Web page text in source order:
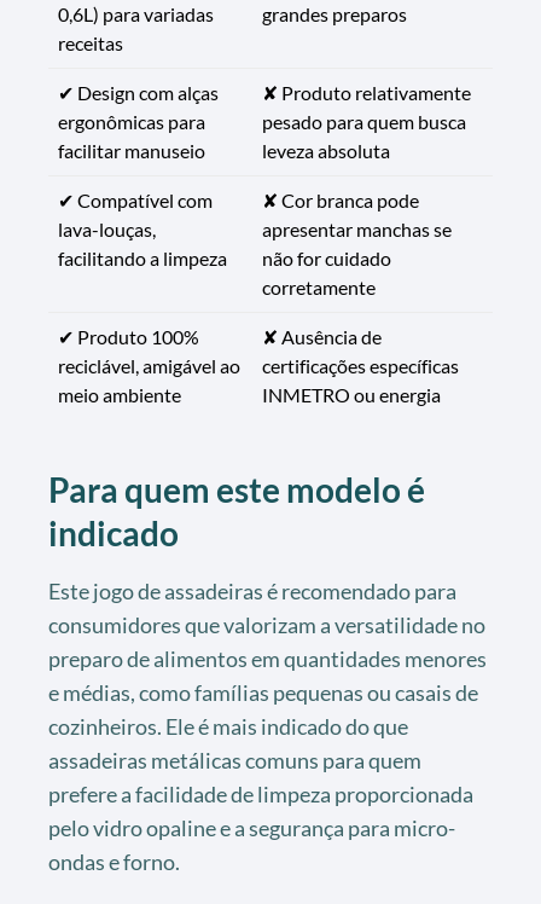
0,6L) para variadas
receitas
grandes preparos
✔ Design com alças
ergonômicas para
facilitar manuseio
✘ Produto relativamente
pesado para quem busca
leveza absoluta
✔ Compatível com
lava-louças,
facilitando a limpeza
✘ Cor branca pode
apresentar manchas se
não for cuidado
corretamente
✔ Produto 100%
reciclável, amigável ao
meio ambiente
✘ Ausência de
certificações específicas
INMETRO ou energia
Para quem este modelo é
indicado
Este jogo de assadeiras é recomendado para
consumidores que valorizam a versatilidade no
preparo de alimentos em quantidades menores
e médias, como famílias pequenas ou casais de
cozinheiros. Ele é mais indicado do que
assadeiras metálicas comuns para quem
prefere a facilidade de limpeza proporcionada
pelo vidro opaline e a segurança para micro-
ondas e forno.